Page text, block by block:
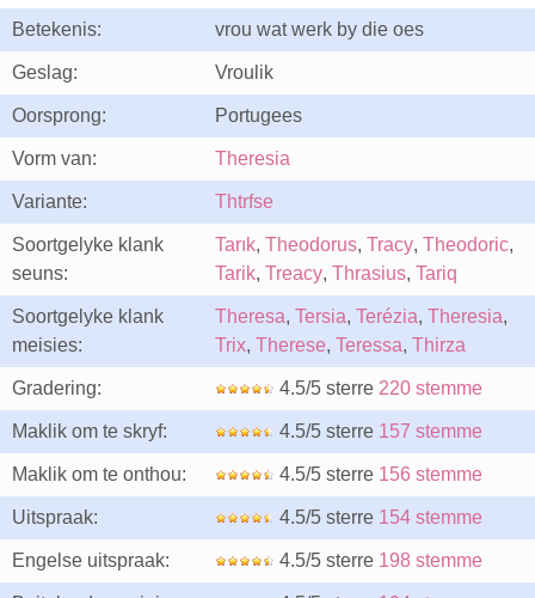
Betekenis: vrou wat werk by die oes
Geslag: Vroulik
Oorsprong: Portugees
Vorm van: Theresia
Variante: Thtrfse
Soortgelyke klank
seuns:
Tarık, Theodorus, Tracy, Theodoric,
Tarik, Treacy, Thrasius, Tariq
Soortgelyke klank
meisies:
Theresa, Tersia, Terézia, Theresia,
Trix, Therese, Teressa, Thirza
Gradering: 4.5/5 sterre 220 stemme
Maklik om te skryf: 4.5/5 sterre 157 stemme
Maklik om te onthou: 4.5/5 sterre 156 stemme
Uitspraak: 4.5/5 sterre 154 stemme
Engelse uitspraak: 4.5/5 sterre 198 stemme